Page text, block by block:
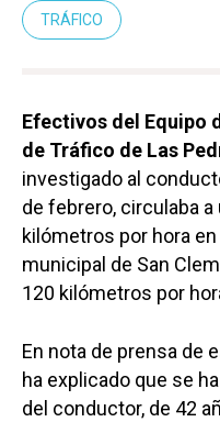
TRÁFICO
Efectivos del Equipo
de Tráfico de Las
investigado al
de febrero, circulaba
kilómetros por hora
municipal de San
120 kilómetros por
En nota de prensa de
ha explicado que se
del conductor, de 42